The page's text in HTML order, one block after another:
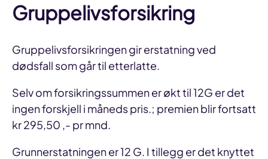
Gruppelivsforsikring
Gruppelivsforsikringen gir erstatning ved
dødsfall som går til etterlatte.
Selv om forsikringssummen er økt til 12G er det
ingen forskjell i måneds pris.; premien blir fortsatt
kr 295,50 ,- pr mnd.
Grunnerstatningen er 12 G. I tillegg er det knyttet